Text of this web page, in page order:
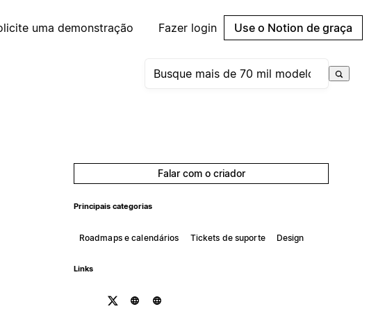
uma demonstração Fazer login Use o Notion de graça
Falar com o criador
Principais categorias
Roadmaps e calendários Tickets de suporte Design
Links